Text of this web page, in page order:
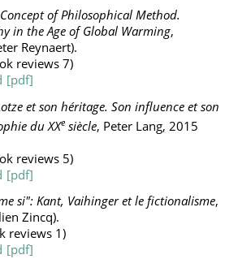
of Philosophical Method.
in the Age of Global Warming,
Reynaert).
reviews 7)
et son héritage. Son influence et son
du XXe siècle, Peter Lang, 2015
reviews 5)
si": Kant, Vaihinger et le fictionalisme,
Zincq).
reviews 1)